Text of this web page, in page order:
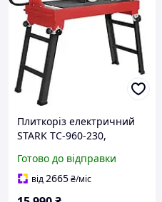
Плиткоріз електричний
STARK TC-960-230,
довжина різу 920 мм,
диск 230 мм
Готово до відправки
від2665₴/міс